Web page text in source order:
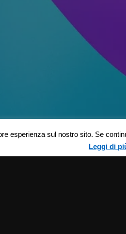
esperienza sul nostro sito. Se
Leggi di